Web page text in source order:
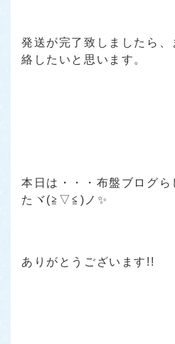
発送が完了致しましたら
絡したいと思います。
本日は・・・布盤ブログら
たヾ(≧▽≦)ノ✨
ありがとうございます!!